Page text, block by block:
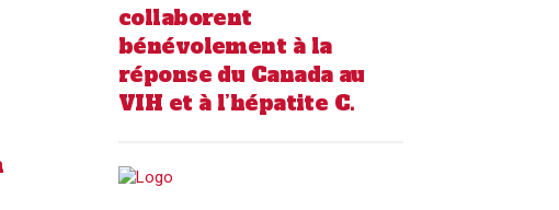
collaborent
bénévolement à la
réponse du Canada au
VIH et à l’hépatite C.